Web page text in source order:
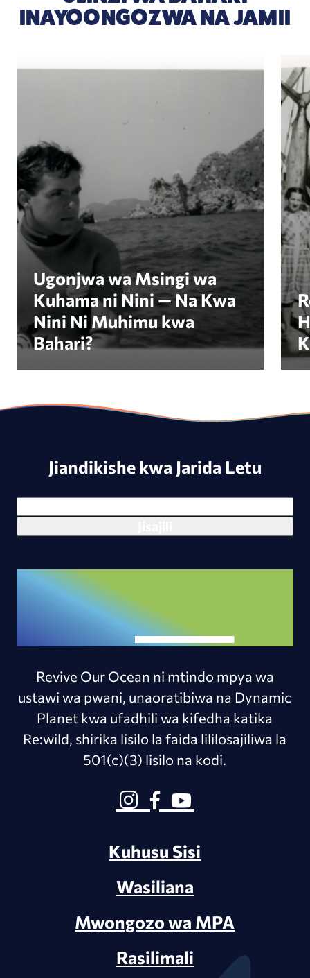
INAYOONGOZWA NA JAMII
Ugonjwa wa Msingi wa Kuhama ni Nini — Na
Ugonjwa wa Msingi wa
Kuhama ni Nini — Na Kwa
Nini Ni Muhimu kwa
Bahari?
Jiandikishe kwa Jarida Letu
Revive Our Ocean ni mtindo mpya wa
ustawi wa pwani, unaoratibiwa na Dynamic
Planet kwa ufadhili wa kifedha katika
Re:wild, shirika lisilo la faida lililosajiliwa la
501(c)(3) lisilo na kodi.
Kuhusu Sisi
Wasiliana
Mwongozo wa MPA
Rasilimali